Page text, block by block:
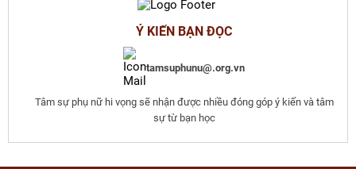
Ý KIẾN BẠN ĐỌC
tamsuphunu@.org.vn
Tâm sự phụ nữ hi vọng sẽ nhận được nhiều đóng góp ý kiến và tâm
sự từ bạn học